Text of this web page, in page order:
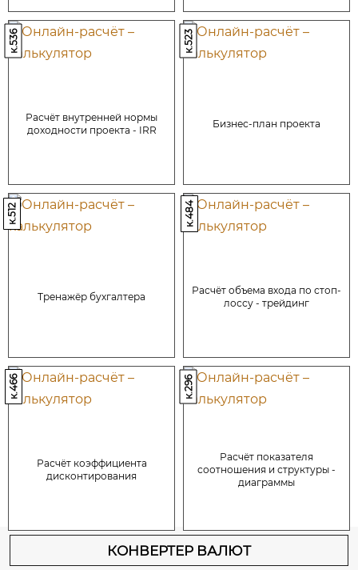
Расчёт внутренней нормы
доходности проекта - IRR
к.536
Бизнес-план проекта
к.523
Тренажёр бухгалтера
к.512
Расчёт объема входа по стоп-
лоссу - трейдинг
к.484
Расчёт коэффициента
дисконтирования
к.466
Расчёт показателя
соотношения и структуры -
диаграммы
к.296
КОНВЕРТЕР ВАЛЮТ